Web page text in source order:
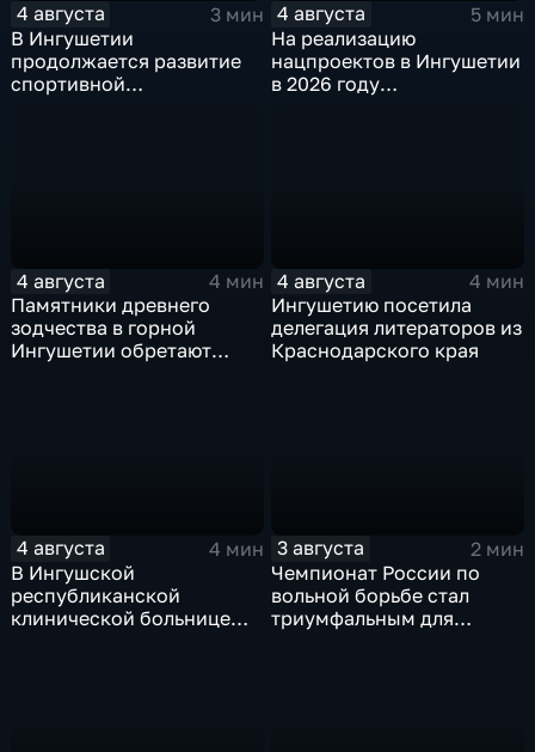
4 августа
3 мин
В Ингушетии
продолжается развитие
спортивной
4 августа
5 мин
На реализацию
нацпроектов в Ингушетии
в 2026 году
4 августа
4 мин
Памятники древнего
зодчества в горной
Ингушетии обретают
4 августа
4 мин
Ингушетию посетила
делегация литераторов из
Краснодарского края
4 августа
4 мин
В Ингушской
республиканской
клинической больнице
3 августа
2 мин
Чемпионат России по
вольной борьбе стал
триумфальным для